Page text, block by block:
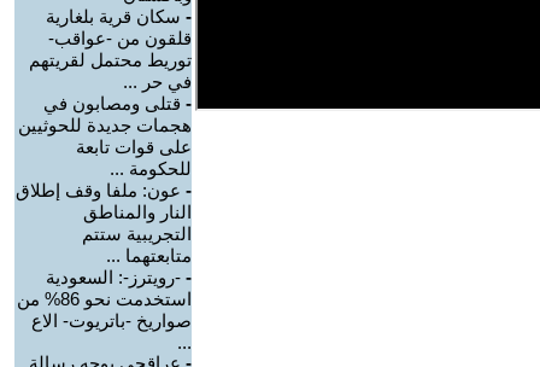
- سكان قرية بلغارية
قلقون من -عواقب-
توريط محتمل لقريتهم
في حر ...
- قتلى ومصابون في
هجمات جديدة للحوثيين
على قوات تابعة
للحكومة ...
- عون: ملفا وقف إطلاق
النار والمناطق
التجريبية ستتم
متابعتهما ...
- -رويترز-: السعودية
استخدمت نحو 86% من
صواريخ -باتريوت- الاع
...
- عراقجي يوجه رسالة